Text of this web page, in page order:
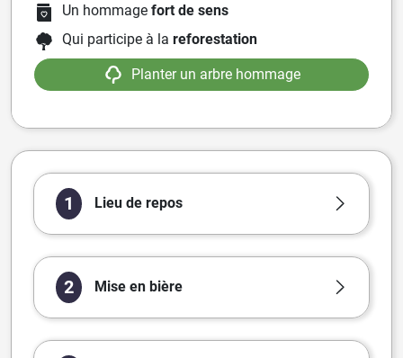
Un hommage fort de sens
Qui participe à la reforestation
Planter un arbre hommage
1 Lieu de repos
2 Mise en bière